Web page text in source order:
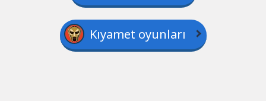
Kıyamet oyunları